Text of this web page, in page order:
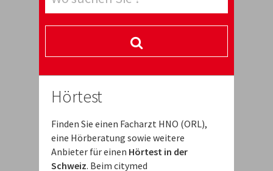
Hörtest
Finden Sie einen Facharzt HNO (ORL),
eine Hörberatung sowie weitere
Anbieter für einen Hörtest in der
Schweiz. Beim citymed